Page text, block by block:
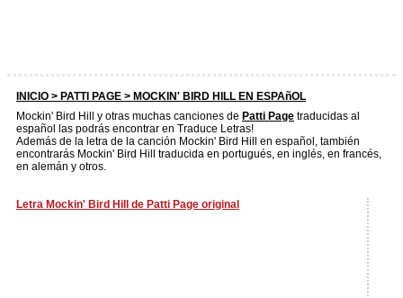
INICIO > PATTI PAGE > MOCKIN' BIRD HILL EN ESPAñOL
Mockin' Bird Hill y otras muchas canciones de Patti Page traducidas al
español las podrás encontrar en Traduce Letras!
Además de la letra de la canción Mockin' Bird Hill en español, también
encontrarás Mockin' Bird Hill traducida en portugués, en inglés, en francés,
en alemán y otros.
Letra Mockin' Bird Hill de Patti Page original